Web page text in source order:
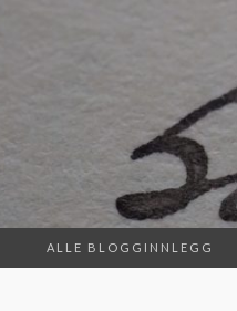
ALLE BLOGGINNLEGG